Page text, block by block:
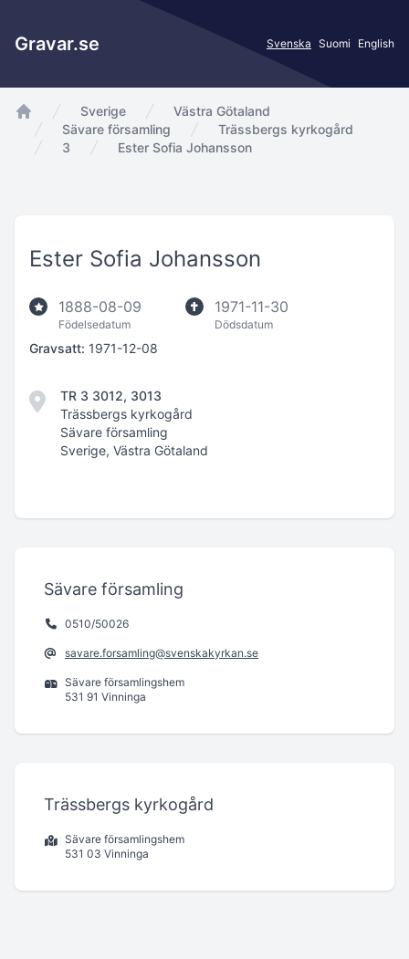
Gravar.se Svenska Suomi English
app.Start
Sverige
Västra Götaland
Sävare församling
Trässbergs kyrkogård
3
Ester Sofia Johansson
Ester Sofia Johansson
1888-08-09
Födelsedatum
1971-11-30
Dödsdatum
Gravsatt: 1971-12-08
TR 3 3012, 3013
Trässbergs kyrkogård
Sävare församling
Sverige, Västra Götaland
Sävare församling
0510/50026
savare.forsamling@svenskakyrkan.se
Sävare församlingshem
531 91 Vinninga
Trässbergs kyrkogård
Sävare församlingshem
531 03 Vinninga